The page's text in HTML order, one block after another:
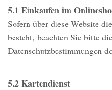
5.1 Einkaufen im
Sofern über diese Website
besteht, beachten Sie bitte die
Datenschutzbestimmungen
5.2 Kartendienst